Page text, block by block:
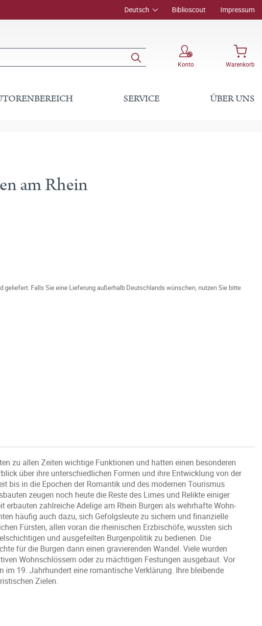
Deutsch Biblioscout Impressum
Konto Warenkorb
SERVICE ÜBER UNS
am Rhein
Falls Sie eine Lieferung außerhalb Deutschlands wünschen, nutzen Sie bitte
zu allen Zeiten wichtige Funktionen und hatten einen besonderen
über ihre unterschiedlichen Formen und ihre Entwicklung von der
bis in die Epochen der Romantik und des modernen Tourismus
zeugen noch heute die Reste des Limes und Relikte einiger
erbauten zahlreiche Adelige am Rhein Burgen als wehrhafte Wohn-
häufig auch dazu, sich Gefolgsleute zu sichern und finanzielle
Fürsten, allen voran die rheinischen Erzbischöfe, wussten sich
und ausgefeilten Burgenpolitik zu bedienen. Die
für die Burgen dann einen gravierenden Wandel. Viele wurden
Wohnschlössern oder zu mächtigen Festungen ausgebaut. Vor
im 19. Jahrhundert eine romantische Verklärung. Ihre bleibende
Zielen.